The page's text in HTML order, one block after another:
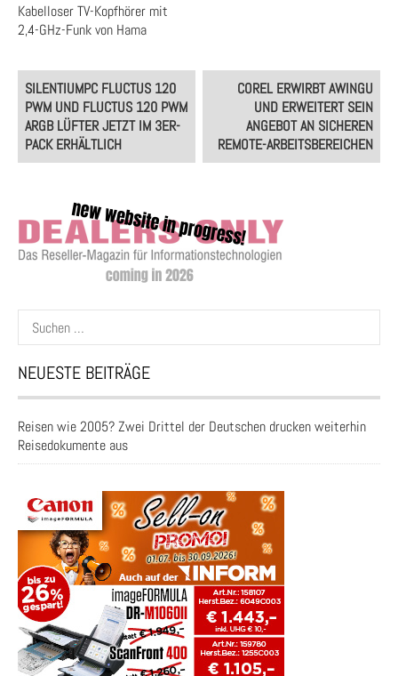
Kabelloser TV-Kopfhörer mit
2,4-GHz-Funk von Hama
Post
navigation
SILENTIUMPC FLUCTUS 120
PWM UND FLUCTUS 120 PWM
ARGB LÜFTER JETZT IM 3ER-
PACK ERHÄLTLICH
COREL ERWIRBT AWINGU
UND ERWEITERT SEIN
ANGEBOT AN SICHEREN
REMOTE-ARBEITSBEREICHEN
Suchen
nach:
NEUESTE BEITRÄGE
Reisen wie 2005? Zwei Drittel der Deutschen drucken weiterhin
Reisedokumente aus